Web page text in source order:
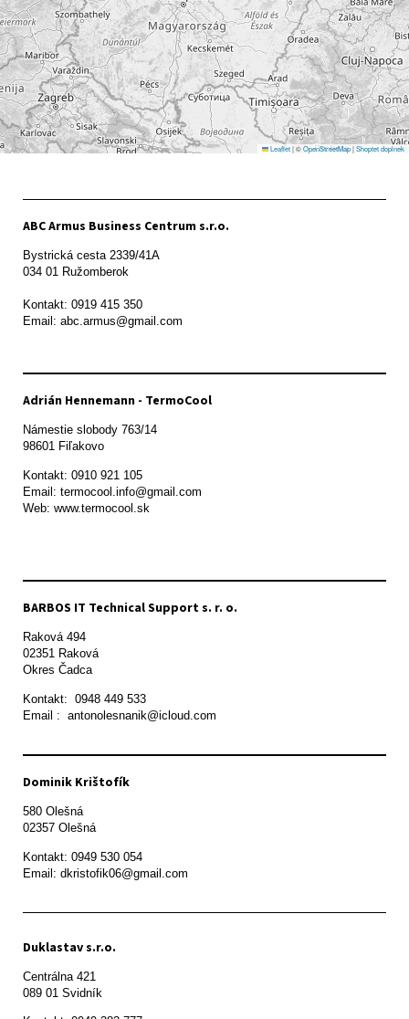
Leaflet|©OpenStreetMap|Shoptet doplnek
ABC Armus Business Centrum s.r.o.
Bystrická cesta 2339/41A
034 01 Ružomberok
Kontakt: 0919 415 350
Adrián Hennemann - TermoCool
Námestie slobody 763/14
98601 Fiľakovo
Kontakt: 0910 921 105
Email: termocool.info@gmail.com
Web: www.termocool.sk
BARBOS IT Technical Support s. r. o.
Raková 494
02351 Raková
Okres Čadca
Kontakt:  0948 449 533
Email :  antonolesnanik@icloud.com
Dominik Krištofík
580 Olešná
Kontakt: 0949 530 054
Email: dkristofik06@gmail.com
Duklastav s.r.o.
Centrálna 421
089 01 Svidník